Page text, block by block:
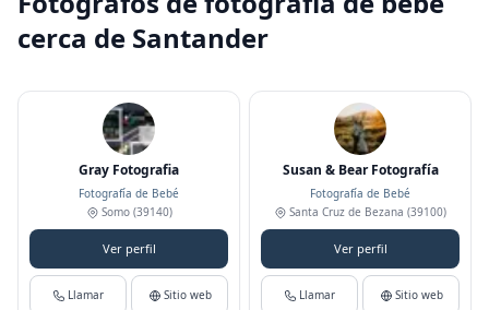
cerca de Santander
Gray Fotografia
Fotografía de Bebé
Somo(39140)
Ver perfil
Llamar Sitio web
Susan & Bear Fotografía
Fotografía de Bebé
Santa Cruz de Bezana (39100)
Ver perfil
Llamar Sitio web